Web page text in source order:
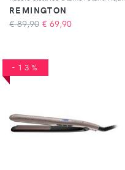
REMINGTON
€ 89,90 € 69,90
-13%